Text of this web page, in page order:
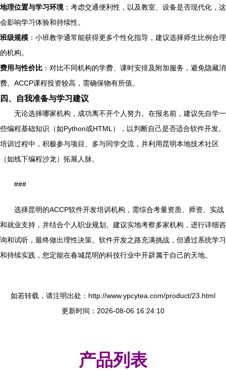
地理位置与学习环境：考虑交通便利性，以及教室、设备是否现代化，这
会影响学习体验和持续性。
班级规模 ：小班教学通常能获得更多个性化指导，建议选择师生比例合理
的机构。
费用与性价比 ：对比不同机构的学费、课时安排及附加服务，避免隐藏消
费。ACCP课程投资较高，需确保物有所值。
四、自我准备与学习建议
无论选择哪家机构，成功离不开个人努力。在报名前，建议先自学一
些编程基础知识（如Python或HTML），以判断自己是否适合软件开发。
培训过程中，积极参与项目、多与同学交流，并利用昆明本地技术社区
（如线下编程沙龙）拓展人脉。
###
选择昆明的ACCP软件开发培训机构，需综合考量资质、师资、实战
和就业支持，并结合个人职业规划。建议实地考察多家机构，进行详细咨
询和试听，最终做出理性决策。软件开发之路充满挑战，但通过系统学习
和持续实践，您定能在春城昆明的科技行业中开辟属于自己的天地。
如若转载，请注明出处：http://www.ypcytea.com/product/23.html
更新时间：2026-08-06 16:24:10
产品列表